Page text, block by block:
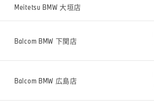
Meitetsu BMW 大垣店
Balcom BMW 下関店
Balcom BMW 広島店